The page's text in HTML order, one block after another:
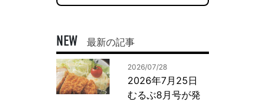
一般事業主行動計画
動画制作・映像撮影（ドローン撮影）
イラスト・キャラクター制作
ロゴデザイン・CI設計
NEW 最新の記事
2026/07/28
2026年7月25日
むるぶ8月号が発